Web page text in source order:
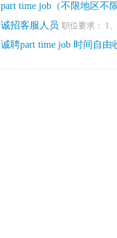
part time job（不限地区不
诚招客服人员 职位要求： 1
诚聘part time job 时间自由